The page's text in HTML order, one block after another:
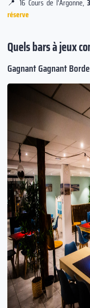
📍 16 Cours de l'Argonne,
réserve
Quels bars à jeux
Gagnant Gagnant